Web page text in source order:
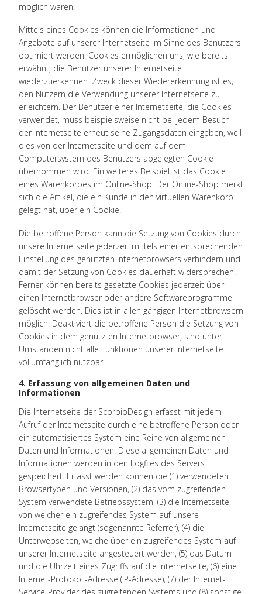
möglich wären.
Mittels eines Cookies können die Informationen und
Angebote auf unserer Internetseite im Sinne des Benutzers
optimiert werden. Cookies ermöglichen uns, wie bereits
erwähnt, die Benutzer unserer Internetseite
wiederzuerkennen. Zweck dieser Wiedererkennung ist es,
den Nutzern die Verwendung unserer Internetseite zu
erleichtern. Der Benutzer einer Internetseite, die Cookies
verwendet, muss beispielsweise nicht bei jedem Besuch
der Internetseite erneut seine Zugangsdaten eingeben, weil
dies von der Internetseite und dem auf dem
Computersystem des Benutzers abgelegten Cookie
übernommen wird. Ein weiteres Beispiel ist das Cookie
eines Warenkorbes im Online-Shop. Der Online-Shop merkt
sich die Artikel, die ein Kunde in den virtuellen Warenkorb
gelegt hat, über ein Cookie.
Die betroffene Person kann die Setzung von Cookies durch
unsere Internetseite jederzeit mittels einer entsprechenden
Einstellung des genutzten Internetbrowsers verhindern und
damit der Setzung von Cookies dauerhaft widersprechen.
Ferner können bereits gesetzte Cookies jederzeit über
einen Internetbrowser oder andere Softwareprogramme
gelöscht werden. Dies ist in allen gängigen Internetbrowsern
möglich. Deaktiviert die betroffene Person die Setzung von
Cookies in dem genutzten Internetbrowser, sind unter
Umständen nicht alle Funktionen unserer Internetseite
vollumfänglich nutzbar.
4. Erfassung von allgemeinen Daten und
Informationen
Die Internetseite der ScorpioDesign erfasst mit jedem
Aufruf der Internetseite durch eine betroffene Person oder
ein automatisiertes System eine Reihe von allgemeinen
Daten und Informationen. Diese allgemeinen Daten und
Informationen werden in den Logfiles des Servers
gespeichert. Erfasst werden können die (1) verwendeten
Browsertypen und Versionen, (2) das vom zugreifenden
System verwendete Betriebssystem, (3) die Internetseite,
von welcher ein zugreifendes System auf unsere
Internetseite gelangt (sogenannte Referrer), (4) die
Unterwebseiten, welche über ein zugreifendes System auf
unserer Internetseite angesteuert werden, (5) das Datum
und die Uhrzeit eines Zugriffs auf die Internetseite, (6) eine
Internet-Protokoll-Adresse (IP-Adresse), (7) der Internet-